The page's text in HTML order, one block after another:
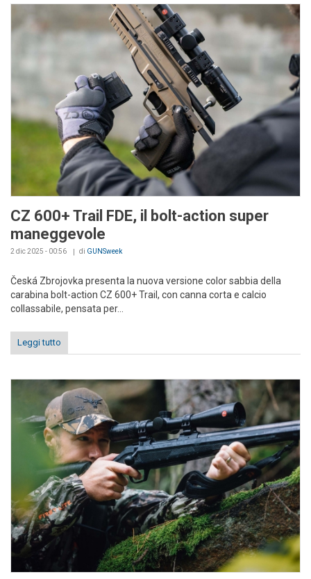
CZ 600+ Trail FDE, il bolt-action super
maneggevole
2 dic 2025 - 00:56 di GUNSweek
Česká Zbrojovka presenta la nuova versione color sabbia della
carabina bolt-action CZ 600+ Trail, con canna corta e calcio
collassabile, pensata per...
Leggi tutto